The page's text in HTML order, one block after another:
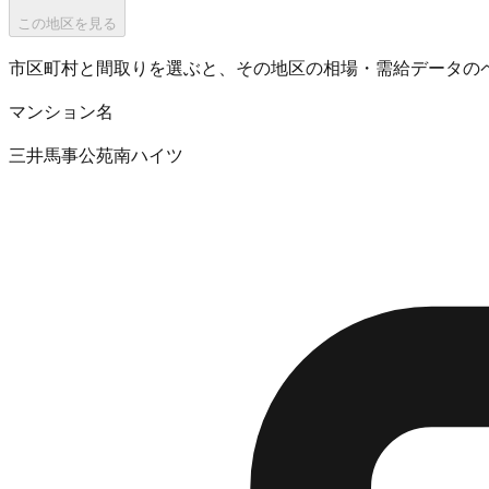
この地区を見る
市区町村と間取りを選ぶと、その地区の相場・需給データの
マンション名
三井馬事公苑南ハイツ